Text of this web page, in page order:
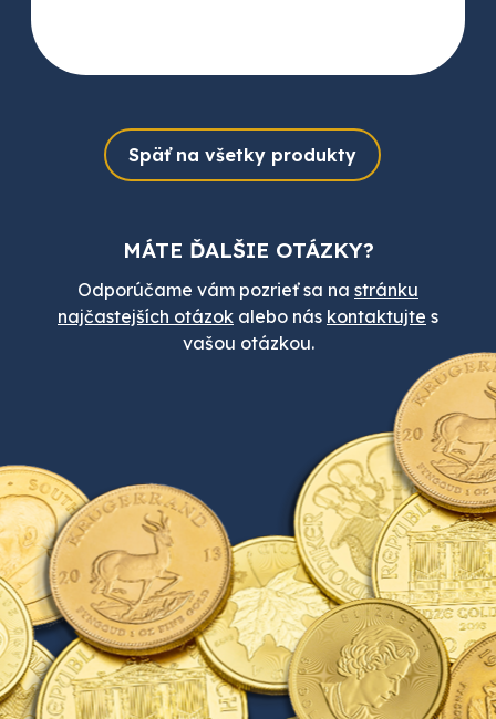
Späť na všetky produkty
MÁTE ĎALŠIE OTÁZKY?
Odporúčame vám pozrieť sa na stránku
najčastejších otázok alebo nás kontaktujte s
vašou otázkou.